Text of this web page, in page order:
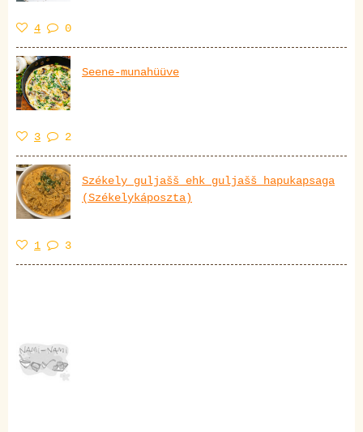
4 0
Seene-munahüüve
3 2
Székely guljašš ehk guljašš hapukapsaga
(Székelykáposzta)
1 3